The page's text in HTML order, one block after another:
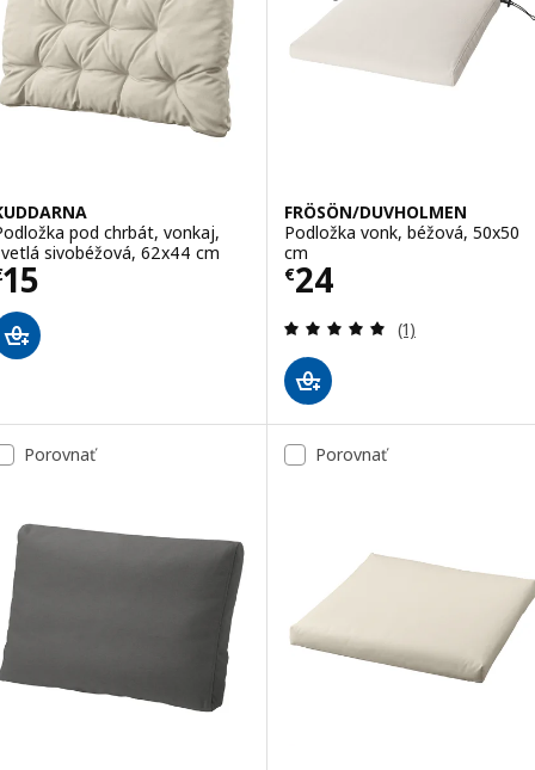
pod chrbát, vonkaj,
sivobéžová, 62x44 cm
15 € 15
FRÖSÖN/DUVHOLMEN
Podložka vonk, béžová, 50x50
cm
€24
Cena € 24
Prehľad: 5 z 5
(1)
Porovnať Porovnať